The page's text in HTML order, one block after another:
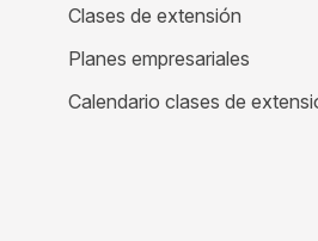
Clases de extensión
Planes empresariales
Calendario clases de